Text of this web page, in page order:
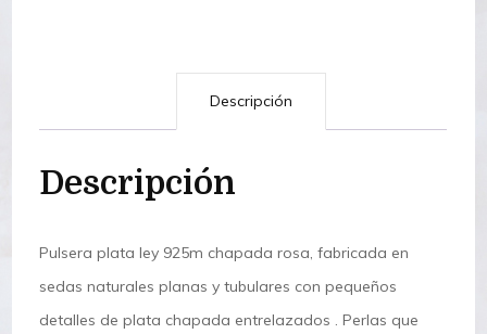
Descripción
Descripción
Pulsera plata ley 925m chapada rosa, fabricada en
sedas naturales planas y tubulares con pequeños
detalles de plata chapada entrelazados . Perlas que